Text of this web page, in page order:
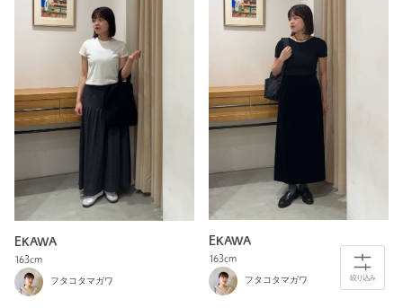
絞り込み
EKAWA
163cm
フタコタマガワ
EKAWA
163cm
フタコタマガワ